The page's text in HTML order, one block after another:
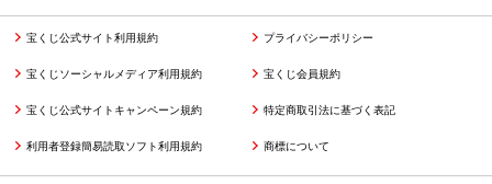
宝くじ公式サイト利用規約 プライバシーポリシー
宝くじソーシャルメディア利用規約 宝くじ会員規約
宝くじ公式サイトキャンペーン規約 特定商取引法に基づく表記
利用者登録簡易読取ソフト利用規約 商標について